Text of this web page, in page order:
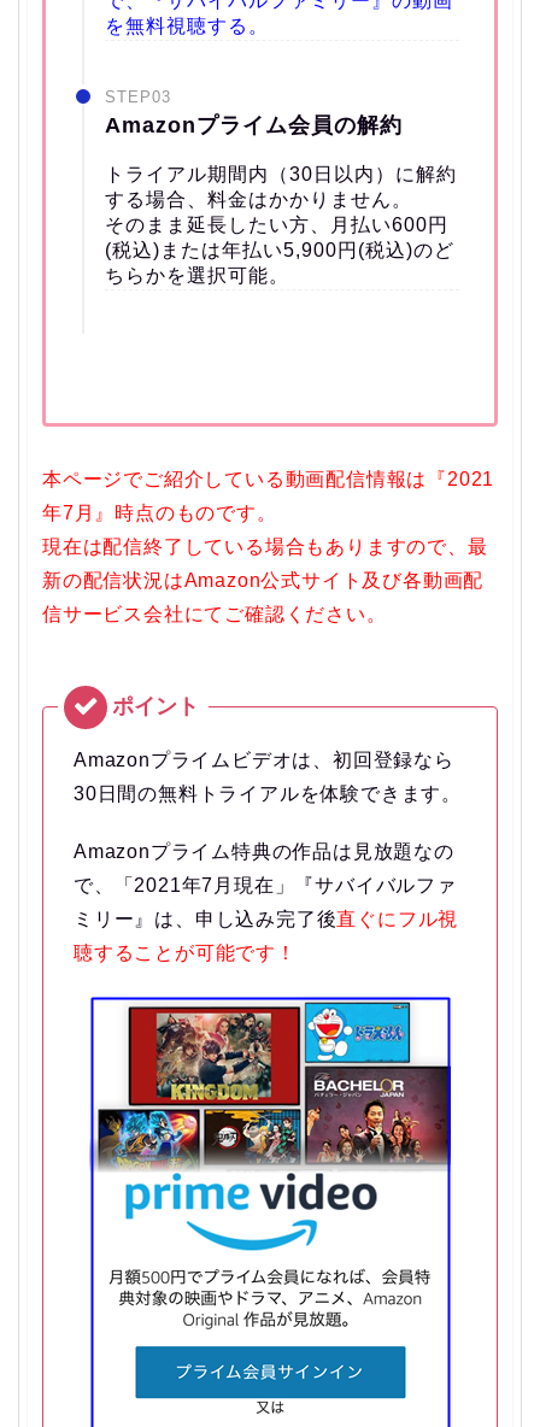
を無料視聴する。
STEP03
Amazonプライム会員の解約
トライアル期間内（30日以内）に解約
する場合、料金はかかりません。
そのまま延長したい方、月払い600円
(税込)または年払い5,900円(税込)のど
ちらかを選択可能。
本ページでご紹介している動画配信情報は『2021
年7月』時点のものです。
現在は配信終了している場合もありますので、最
新の配信状況はAmazon公式サイト及び各動画配
信サービス会社にてご確認ください。
Amazonプライムビデオは、初回登録なら
30日間の無料トライアルを体験できます。
Amazonプライム特典の作品は見放題なの
で、「2021年7月現在」『サバイバルファ
ミリー』は、申し込み完了後直ぐにフル視
聴することが可能です！